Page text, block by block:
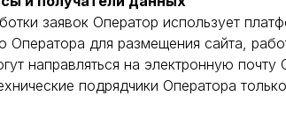
заявок Оператор использует
Оператора для размещения сайта,
направляться на электронную
подрядчики Оператора